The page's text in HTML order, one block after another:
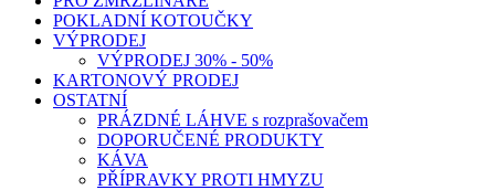
POKLADNÍ KOTOUČKY
VÝPRODEJ
VÝPRODEJ 30% - 50%
KARTONOVÝ PRODEJ
OSTATNÍ
PRÁZDNÉ LÁHVE s rozprašovačem
DOPORUČENÉ PRODUKTY
KÁVA
PŘÍPRAVKY PROTI HMYZU